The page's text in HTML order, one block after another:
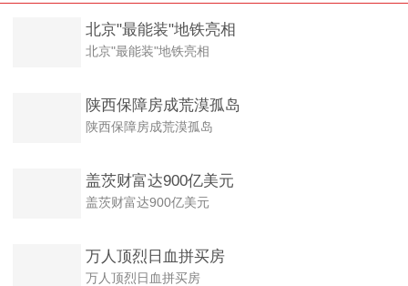
北京"最能装"地铁亮相
北京"最能装"地铁亮相
陕西保障房成荒漠孤岛
陕西保障房成荒漠孤岛
盖茨财富达900亿美元
盖茨财富达900亿美元
万人顶烈日血拼买房
万人顶烈日血拼买房